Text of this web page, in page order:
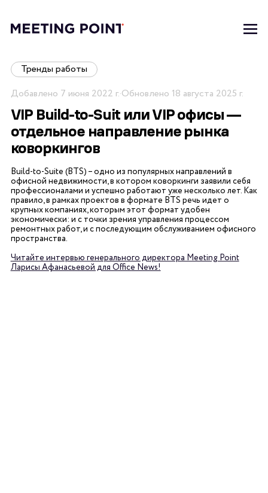
Тренды работы
Добавлено 7 июня 2022 г.·Обновлено 18 августа 2025 г.
VIP Build-to-Suit или VIP офисы —
отдельное направление рынка
коворкингов
Build-to-Suite (BTS) – одно из популярных направлений в
офисной недвижимости, в котором коворкинги заявили себя
профессионалами и успешно работают уже несколько лет. Как
правило, в рамках проектов в формате BTS речь идет о
крупных компаниях, которым этот формат удобен
экономически: и с точки зрения управления процессом
ремонтных работ, и с последующим обслуживанием офисного
пространства.
Читайте интервью генерального директора Meeting Point
Ларисы Афанасьевой для Office News!